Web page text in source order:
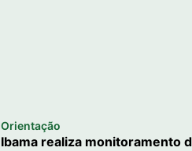
Orientação
Ibama realiza monitoramento